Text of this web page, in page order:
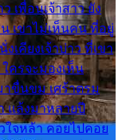
เพื่อนเจ้าสาว ยัง
เขาไม่เห็นคน ที่อยู่
เคียงเจ้าบ่าว ที่เขา
ใครจะมองเห็น
าขื่นขม เศร้าตรม
แล้งมาหลายปี
ใจหล้า คอยไปคอย